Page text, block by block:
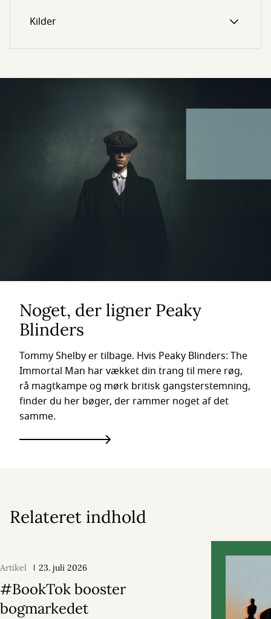
Kilder
Noget, der ligner Peaky
Blinders
Tommy Shelby er tilbage. Hvis Peaky Blinders: The
Immortal Man har vækket din trang til mere røg,
rå magtkampe og mørk britisk gangsterstemning,
finder du her bøger, der rammer noget af det
samme.
Relateret indhold
Artikel 23. juli 2026
#BookTok booster
bogmarkedet